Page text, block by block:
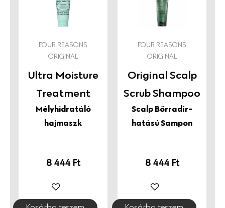
és csomagolás jó hatással van a Föld nevű bolygóra,
ahol te is élsz! Finnországból, szeretettel.
FOUR REASONS
ORIGINAL
Ultra Moisture
Treatment
Mélyhidratáló
hajmaszk
8 444 Ft
FOUR REASONS
ORIGINAL
Original Scalp
Scrub Shampoo
Scalp Bőrradír-
hatású Sampon
8 444 Ft